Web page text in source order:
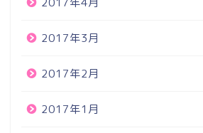
2017年3月
2017年2月
2017年1月